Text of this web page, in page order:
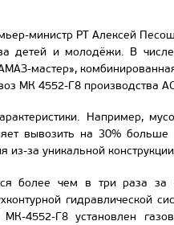
министр РТ Алексей
детей и молодёжи. В
мастер»,
МК 4552-Г8 производства
Например,
вывозить на 30%
из-за уникальной
более чем в три раза за
гидравлической
МК-4552-Г8 установлен